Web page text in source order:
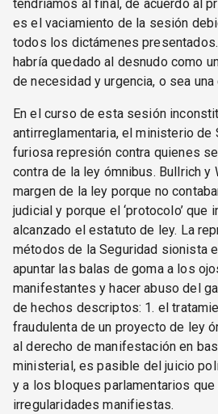
tendríamos al final, de acuerdo al
es el vaciamiento de la sesión
todos los dictámenes
habría quedado al desnudo como
de necesidad y urgencia, o sea
En el curso de esta sesión
antirreglamentaria, el ministerio de
furiosa represión contra quienes
contra de la ley ómnibus. Bullrich y
margen de la ley porque no
judicial y porque el ‘protocolo’ que
alcanzado el estatuto de ley. La
métodos de la Seguridad sionista
apuntar las balas de goma a los
manifestantes y hacer abuso del
de hechos descriptos: 1. el
fraudulenta de un proyecto de ley
al derecho de manifestación en
ministerial, es pasible del juicio
y a los bloques parlamentarios
irregularidades manifiestas.